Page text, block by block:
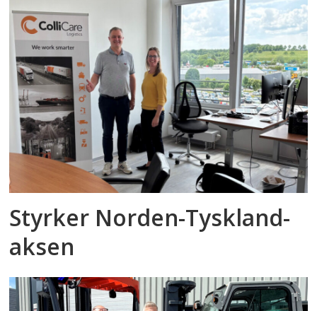
Styrker Norden-Tyskland-
aksen